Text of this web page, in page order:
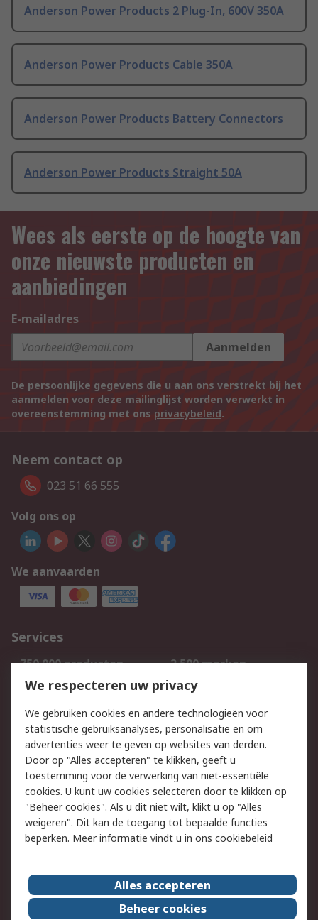
Anderson Power Products 2 Plug-In, 600V 350A
Anderson Power Products Cable 350A
Anderson Power Products Battery Connectors
Anderson Power Products Straight 50A
Wees als eerste op de hoogte van
onze nieuwste producten en
aanbiedingen
E-mailadres
Aanmelden
De persoonlijke gegevens die u aan ons verstrekt bij het
aanmelden voor deze mailinglijst worden verwerkt in
overeenstemming met ons privacybeleid.
Neem contact op
023 51 66 555
Volg ons op
We aanvaarden
Services
750.000 producten
2.500 merken
Bestellen
Inkoopoplossingen
Track & Trace
Wettelijk
Cookiebeleid
Email veiligheid
Privacybeleid
Websitevoorwaarden
Algemene
verkoopvoorwaarden
Over RS
RS Group
Over ons
We respecteren uw privacy
We gebruiken cookies en andere technologieën voor
statistische gebruiksanalyses, personalisatie en om
advertenties weer te geven op websites van derden.
Door op "Alles accepteren" te klikken, geeft u
toestemming voor de verwerking van niet-essentiële
cookies. U kunt uw cookies selecteren door te klikken op
"Beheer cookies". Als u dit niet wilt, klikt u op "Alles
weigeren". Dit kan de toegang tot bepaalde functies
beperken. Meer informatie vindt u in ons cookiebeleid
Alles accepteren
Beheer cookies